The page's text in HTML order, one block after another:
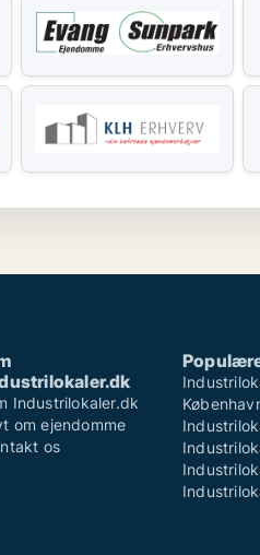
Industrilokaler.dk
om ejendomme
os